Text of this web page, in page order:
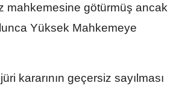
mahkemesine götürmüş ancak
Yüksek Mahkemeye
kararının geçersiz sayılması